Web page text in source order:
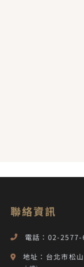
聯絡資訊
電話：02-2577-
地址：台北市松